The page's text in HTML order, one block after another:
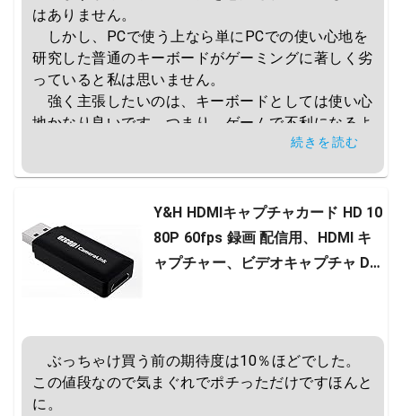
はありません。
しかし、PCで使う上なら単にPCでの使い心地を
研究した普通のキーボードがゲーミングに著しく劣
っていると私は思いません。
強く主張したいのは、キーボードとしては使い心
地かなり良いです。つまり、ゲームで不利になるよ
うなことはないはずです。名前にゲーミングってつ
ど、メンブレンの反発強いキーボードは個人的にゲ
ームには難しいと感じてます。
続きを読む
Y&H HDMIキャプチャカード HD 10
80P 60fps 録画 配信用、HDMI キ
ャプチャー、ビデオキャプチャ DS
DVC2
ぶっちゃけ買う前の期待度は10％ほどでした。
この値段なので気まぐれでポチっただけですほんと
に。